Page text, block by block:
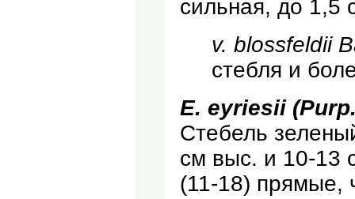
сильная, до 1,5
v. blossfeldii
стебля и
Е. eyriesii
Стебель
см выс. и 10-13
(11-18) прямые,